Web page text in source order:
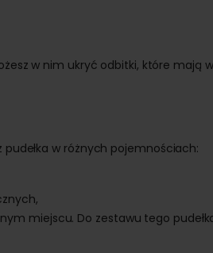
w nim ukryć odbitki, które mają
w różnych pojemnościach:
miejscu. Do zestawu tego